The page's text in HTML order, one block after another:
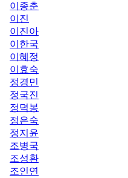
이종춘
이진
이진아
이한국
이혜정
이효숙
정경민
정국진
정덕봉
정은숙
정지윤
조병국
조성환
조인연